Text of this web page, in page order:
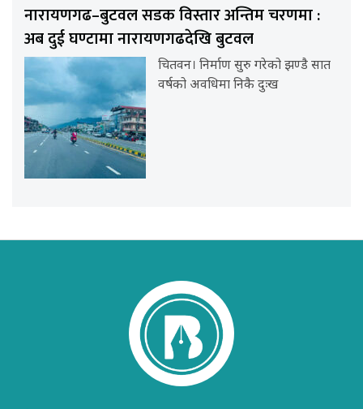
नारायणगढ–बुटवल सडक विस्तार अन्तिम चरणमा :
अब दुई घण्टामा नारायणगढदेखि बुटवल
चितवन। निर्माण सुरु गरेको झण्डै सात
वर्षको अवधिमा निकै दुःख